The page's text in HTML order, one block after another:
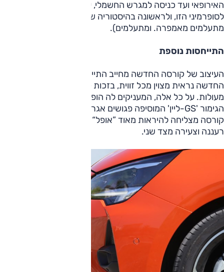
לסופרמיני הזו, ולראשונה בהיסטוריה של המותג (בערך, אם
מתעלמים מאמפרה. ומתעלמים).
התייחסות נוספת
העיצוב של קורסה החדשה מחייב התייחסות נוספת. קורסה
החדשה נראית מצוין מכל זווית, בזכות קווים מדויקים ופרופורציות
מעולות. על כל אלה, המעניקים לה הופעה דינמית, מוסיפה רמת
קורסה מצליחה להיראות מאוד ”אופל“ מצד אחד, אבל גם מאוד
רעננה וצעירה מצד שני.